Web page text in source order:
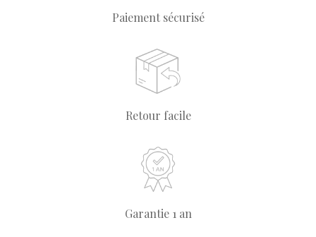
Paiement sécurisé
Retour facile
Garantie 1 an